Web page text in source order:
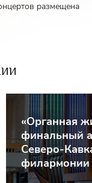
размещена
«Органная
финальный
Северо-
филармонии